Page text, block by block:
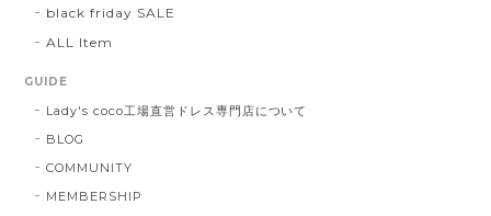
black friday SALE
ALL Item
GUIDE
Lady's coco工場直営ドレス専門店について
BLOG
COMMUNITY
MEMBERSHIP